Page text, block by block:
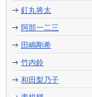
釘丸将太
阿部一二三
田嶋剛希
竹内鈴
和田梨乃子